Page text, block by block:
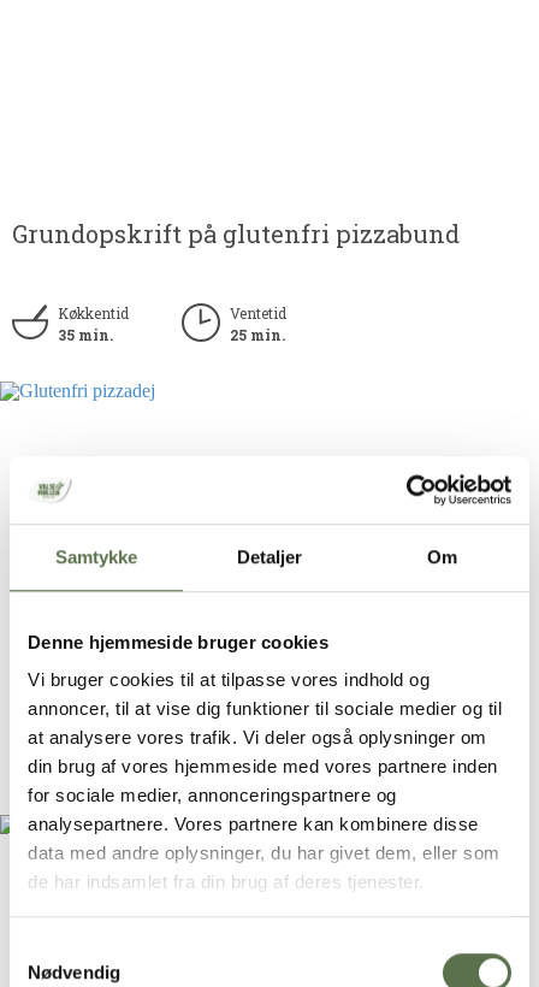
Samtykke Detaljer Om
Denne hjemmeside bruger cookies
Vi bruger cookies til at tilpasse vores indhold og
annoncer, til at vise dig funktioner til sociale medier og til
at analysere vores trafik. Vi deler også oplysninger om
din brug af vores hjemmeside med vores partnere inden
for sociale medier, annonceringspartnere og
analysepartnere. Vores partnere kan kombinere disse
data med andre oplysninger, du har givet dem, eller som
de har indsamlet fra din brug af deres tjenester.
Nødvendig
Grundopskrift på glutenfri pizzabund
Køkkentid
35 min.
Ventetid
25 min.
Glutenfri pizzadej
Køkkentid
30 min.
Ventetid
25 min.